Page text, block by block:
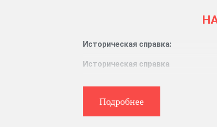
Историческая справка:
Историческая справка
КФССР. В Петрозаводский округ
Олонецкий, Петровский,
Подробнее